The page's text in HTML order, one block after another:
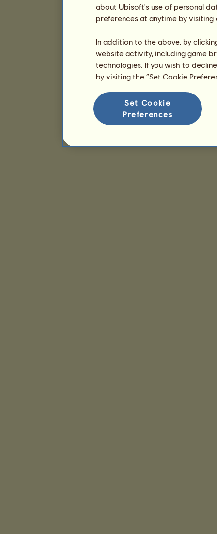
about Ubisoft's use of personal
preferences at anytime by
In addition to the above, by
website activity, including game
technologies. If you wish to
by visiting the “Set Cookie
Set Cookie
Preferences